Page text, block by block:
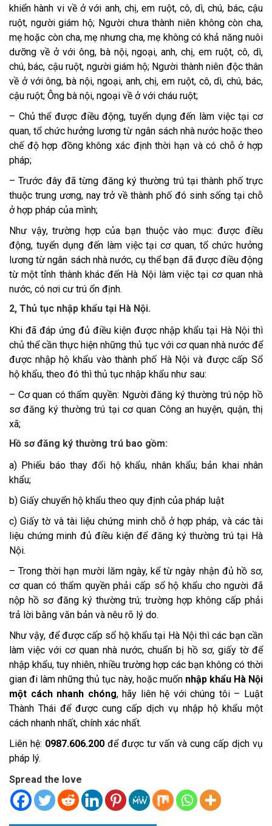
khiển hành vi về ở với anh, chị, em ruột, cô, dì, chú, bác, cậu
ruột, người giám hộ; Người chưa thành niên không còn cha,
mẹ hoặc còn cha, mẹ nhưng cha, mẹ không có khả năng nuôi
dưỡng về ở với ông, bà nội, ngoại, anh, chị, em ruột, cô, dì,
chú, bác, cậu ruột, người giám hộ; Người thành niên độc thân
về ở với ông, bà nội, ngoại, anh, chị, em ruột, cô, dì, chú, bác,
cậu ruột; Ông bà nội, ngoại về ở với cháu ruột;
– Chủ thể được điều động, tuyển dụng đến làm việc tại cơ
quan, tổ chức hưởng lương từ ngân sách nhà nước hoặc theo
chế độ hợp đồng không xác định thời hạn và có chỗ ở hợp
pháp;
– Trước đây đã từng đăng ký thường trú tại thành phố trực
thuộc trung ương, nay trở về thành phố đó sinh sống tại chỗ
ở hợp pháp của mình;
Như vậy, trường hợp của bạn thuộc vào mục: được điều
động, tuyển dụng đến làm việc tại cơ quan, tổ chức hưởng
lương từ ngân sách nhà nước, cụ thể bạn đã được điều động
từ một tỉnh thành khác đến Hà Nội làm việc tại cơ quan nhà
nước, có nơi cư trú ổn định.
2, Thủ tục nhập khẩu tại Hà Nội.
Khi đã đáp ứng đủ điều kiện được nhập khẩu tại Hà Nội thì
chủ thể cần thực hiện những thủ tục với cơ quan nhà nước để
được nhập hộ khẩu vào thành phố Hà Nội và được cấp Sổ
hộ khẩu, theo đó thì thủ tục nhập khẩu như sau:
– Cơ quan có thẩm quyền: Người đăng ký thường trú nộp hồ
sơ đăng ký thường trú tại cơ quan Công an huyện, quận, thị
xã;
Hồ sơ đăng ký thường trú bao gồm:
a) Phiếu báo thay đổi hộ khẩu, nhân khẩu; bản khai nhân
khẩu;
b) Giấy chuyển hộ khẩu theo quy định của pháp luật
c) Giấy tờ và tài liệu chứng minh chỗ ở hợp pháp, và các tài
liệu chứng minh đủ điều kiện để đăng ký thường trú tại Hà
Nội.
– Trong thời hạn mười lăm ngày, kể từ ngày nhận đủ hồ sơ,
cơ quan có thẩm quyền phải cấp sổ hộ khẩu cho người đã
nộp hồ sơ đăng ký thường trú; trường hợp không cấp phải
trả lời bằng văn bản và nêu rõ lý do.
Như vậy, để được cấp sổ hộ khẩu tại Hà Nội thì các bạn cần
làm việc với cơ quan nhà nước, chuẩn bị hồ sơ, giấy tờ để
nhập khẩu, tuy nhiên, nhiều trường hợp các bạn không có thời
gian đi làm những thủ tục này, hoặc muốn nhập khẩu Hà Nội
một cách nhanh chóng, hãy liên hệ với chúng tôi – Luật
Thành Thái để được cung cấp dịch vụ nhập hộ khẩu một
cách nhanh nhất, chính xác nhất.
Liên hệ: 0987.606.200 để được tư vấn và cung cấp dịch vụ
pháp lý.
Spread the love